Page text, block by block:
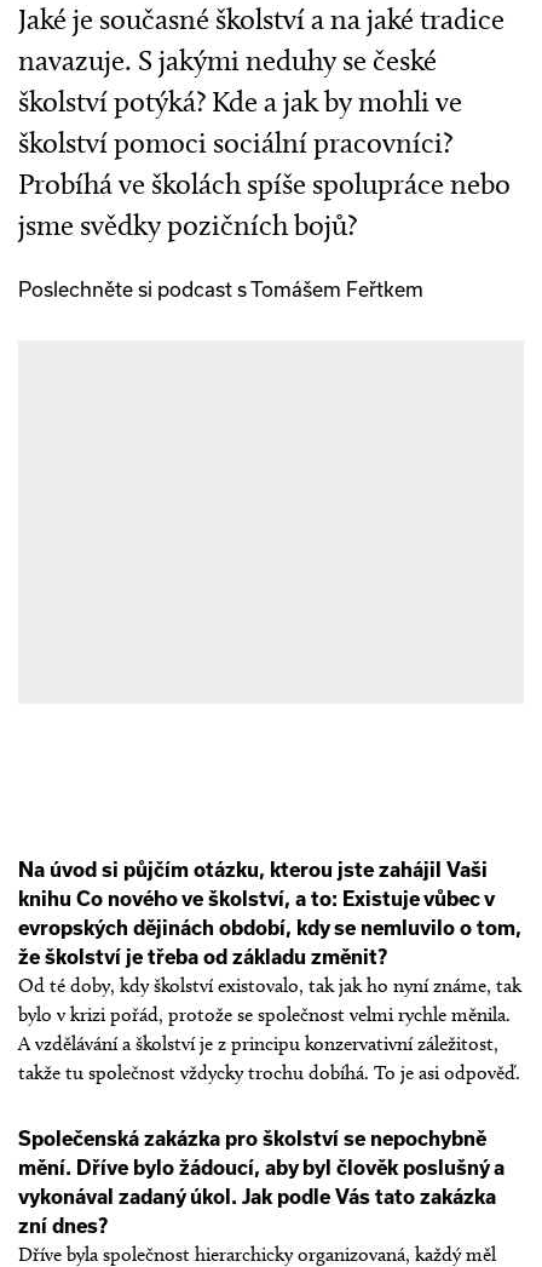
Jaké je současné školství a na jaké tradice
navazuje. S jakými neduhy se české
školství potýká? Kde a jak by mohli ve
školství pomoci sociální pracovníci?
Probíhá ve školách spíše spolupráce nebo
jsme svědky pozičních bojů?
Poslechněte si podcast s Tomášem Feřtkem
Na úvod si půjčím otázku, kterou jste zahájil Vaši
knihu Co nového ve školství, a to: Existuje vůbec v
evropských dějinách období, kdy se nemluvilo o tom,
že školství je třeba od základu změnit?
Od té doby, kdy školství existovalo, tak jak ho nyní známe, tak
bylo v krizi pořád, protože se společnost velmi rychle měnila.
A vzdělávání a školství je z principu konzervativní záležitost,
takže tu společnost vždycky trochu dobíhá. To je asi odpověď.
Společenská zakázka pro školství se nepochybně
mění. Dříve bylo žádoucí, aby byl člověk poslušný a
vykonával zadaný úkol. Jak podle Vás tato zakázka
zní dnes?
Dříve byla společnost hierarchicky organizovaná, každý měl